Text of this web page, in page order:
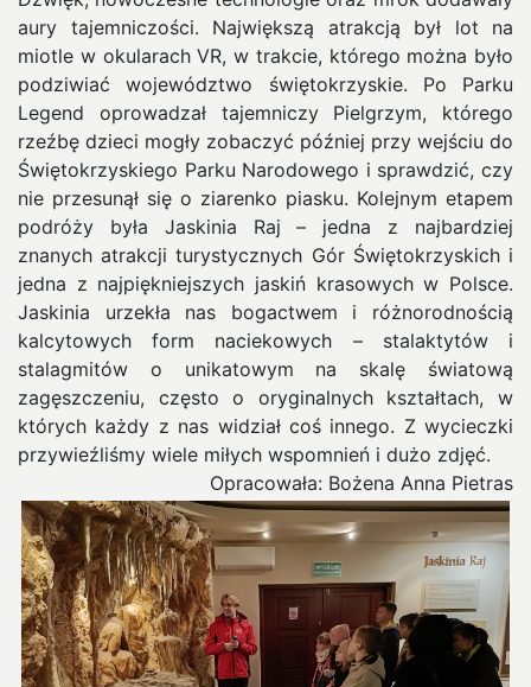
aury tajemniczości. Największą atrakcją był lot na
miotle w okularach VR, w trakcie, którego można było
podziwiać województwo świętokrzyskie. Po Parku
Legend oprowadzał tajemniczy Pielgrzym, którego
rzeźbę dzieci mogły zobaczyć później przy wejściu do
Świętokrzyskiego Parku Narodowego i sprawdzić, czy
nie przesunął się o ziarenko piasku. Kolejnym etapem
podróży była Jaskinia Raj – jedna z najbardziej
znanych atrakcji turystycznych Gór Świętokrzyskich i
jedna z najpiękniejszych jaskiń krasowych w Polsce.
Jaskinia urzekła nas bogactwem i różnorodnością
kalcytowych form naciekowych – stalaktytów i
stalagmitów o unikatowym na skalę światową
zagęszczeniu, często o oryginalnych kształtach, w
których każdy z nas widział coś innego. Z wycieczki
przywieźliśmy wiele miłych wspomnień i dużo zdjęć.
Opracowała: Bożena Anna Pietras